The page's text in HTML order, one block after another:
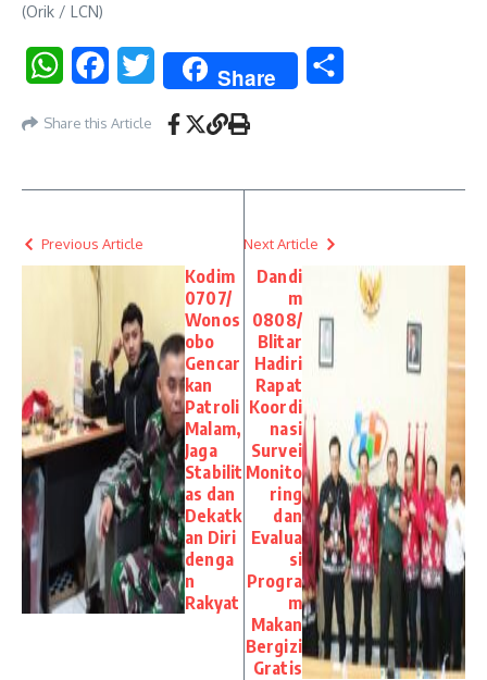
(Orik / LCN)
WhatsAppFacebookTwitter Share
Share this Article
Previous Article
Kodim
0707/
Wonos
obo
Gencar
kan
Patroli
Malam,
Jaga
Stabilit
as dan
Dekatk
an Diri
denga
n
Rakyat
Next Article
Dandi
m
0808/
Blitar
Hadiri
Rapat
Koordi
nasi
Survei
Monito
ring
dan
Evalua
si
Progra
m
Makan
Bergizi
Gratis